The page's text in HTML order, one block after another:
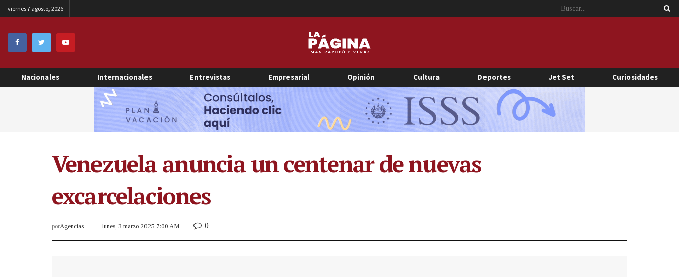
viernes 7 agosto, 2026
Nacionales Internacionales Entrevistas Empresarial Opinión Cultura Deportes Jet Set Curiosidades
Venezuela anuncia un centenar de nuevas
excarcelaciones
porAgencias lunes, 3 marzo 2025 7:00 AM 0